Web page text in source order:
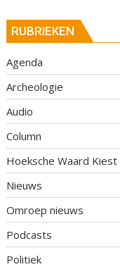
RUBRIEKEN
Agenda
Archeologie
Audio
Column
Hoeksche Waard Kiest
Nieuws
Omroep nieuws
Podcasts
Politiek